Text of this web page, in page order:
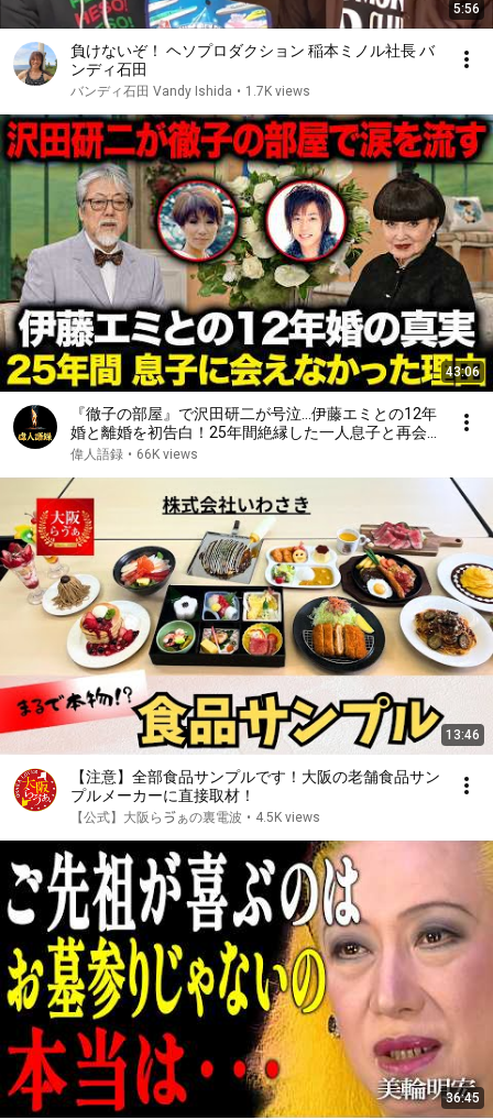
5:56
負けないぞ！ ヘソプロダクション 稲本ミノル社長 バ
ンディ石田
バンディ石田 Vandy Ishida • 1.7K views
43:06
『徹子の部屋』で沢田研二が号泣…伊藤エミとの12年
婚と離婚を初告白！25年間絶縁した一人息子と再会
した“本当の理由”｜亡き元妻が遺した最期の遺言が起
偉人語録 • 66K views
13:46
【注意】全部食品サンプルです！大阪の老舗食品サン
プルメーカーに直接取材！
【公式】大阪らゔぁの裏電波 • 4.5K views
36:45